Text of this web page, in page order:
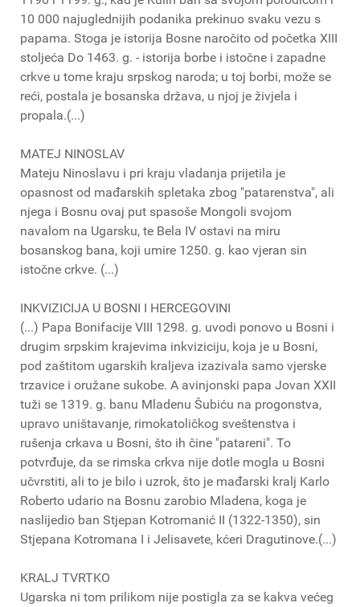
10 000 najuglednijih podanika prekinuo svaku vezu s
papama. Stoga je istorija Bosne naročito od početka XIII
stoljeća Do 1463. g. - istorija borbe i istočne i zapadne
crkve u tome kraju srpskog naroda; u toj borbi, može se
reći, postala je bosanska država, u njoj je živjela i
propala.(...)
MATEJ NINOSLAV
Mateju Ninoslavu i pri kraju vladanja prijetila je
opasnost od mađarskih spletaka zbog "patarenstva", ali
njega i Bosnu ovaj put spasoše Mongoli svojom
navalom na Ugarsku, te Bela IV ostavi na miru
bosanskog bana, koji umire 1250. g. kao vjeran sin
istočne crkve. (...)
INKVIZICIJA U BOSNI I HERCEGOVINI
(...) Papa Bonifacije VIII 1298. g. uvodi ponovo u Bosni i
drugim srpskim krajevima inkviziciju, koja je u Bosni,
pod zaštitom ugarskih kraljeva izazivala samo vjerske
trzavice i oružane sukobe. A avinjonski papa Jovan XXII
tuži se 1319. g. banu Mladenu Šubiću na progonstva,
upravo uništavanje, rimokatoličkog sveštenstva i
rušenja crkava u Bosni, što ih čine "patareni". To
potvrđuje, da se rimska crkva nije dotle mogla u Bosni
učvrstiti, ali to je bilo i uzrok, što je mađarski kralj Karlo
Roberto udario na Bosnu zarobio Mladena, koga je
naslijedio ban Stjepan Kotromanić II (1322-1350), sin
Stjepana Kotromana I i Jelisavete, kćeri Dragutinove.(...)
KRALJ TVRTKO
Ugarska ni tom prilikom nije postigla za se kakva većeg